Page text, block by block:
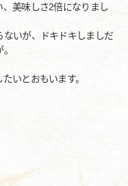
美味しさ2倍になりまし
いが、ドキドキしましだ
いとおもいます。